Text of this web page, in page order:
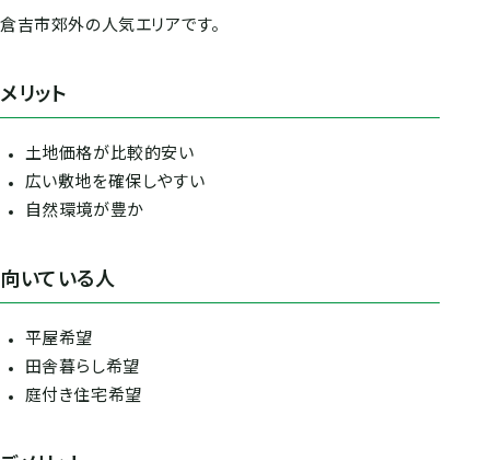
倉吉市郊外の人気エリアです。
メリット
土地価格が比較的安い
広い敷地を確保しやすい
自然環境が豊か
向いている人
平屋希望
田舎暮らし希望
庭付き住宅希望